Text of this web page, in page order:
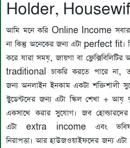
Holder,
আমি মনে করি Online Income
না কিন্তু অনেকের জন্য এটা perfect fit।
করে যারা সময়, জায়গা বা ফ্লেক্সিবিলিটির
traditional চাকরি করতে পারে না,
জন্য অনলাইন ইনকাম একটা শক্তিশালী
স্টুডেন্টদের জন্য এটা স্কিল শেখা + আয়
একসাথে করার সুযোগ। জব
এটা extra income এবং
নিরাপত্তা। আর হাউজওয়াইফদের জন্য এটা